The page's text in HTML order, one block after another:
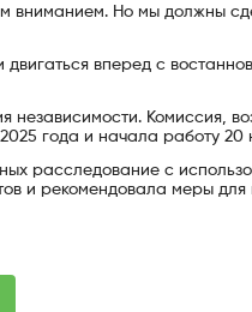
вниманием. Но мы должны
вперед с
независимости. Комиссия,
года и начала работу 20
расследование с
и рекомендовала меры